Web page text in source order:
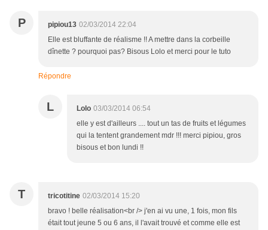
P pipiou13 02/03/2014 22:04
Elle est bluffante de réalisme !! A mettre dans la corbeille
dînette ? pourquoi pas? Bisous Lolo et merci pour le tuto
Répondre
L Lolo 03/03/2014 06:54
elle y est d'ailleurs .... tout un tas de fruits et légumes
qui la tentent grandement mdr !!! merci pipiou, gros
bisous et bon lundi !!
T tricotitine 02/03/2014 15:20
bravo ! belle réalisation<br /> j'en ai vu une, 1 fois, mon fils
était tout jeune 5 ou 6 ans, il l'avait trouvé et comme elle est